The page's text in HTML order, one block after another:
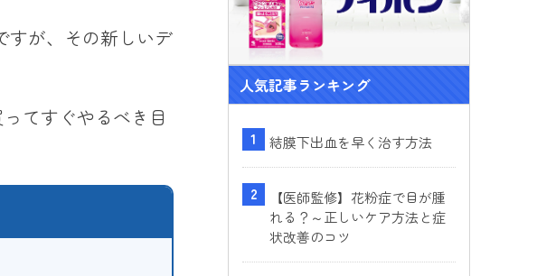
すが、その新しいデ
てすぐやるべき目
人気記事ランキング
結膜下出血を早く治す方法
【医師監修】花粉症で目が腫
れる？～正しいケア方法と症
状改善のコツ